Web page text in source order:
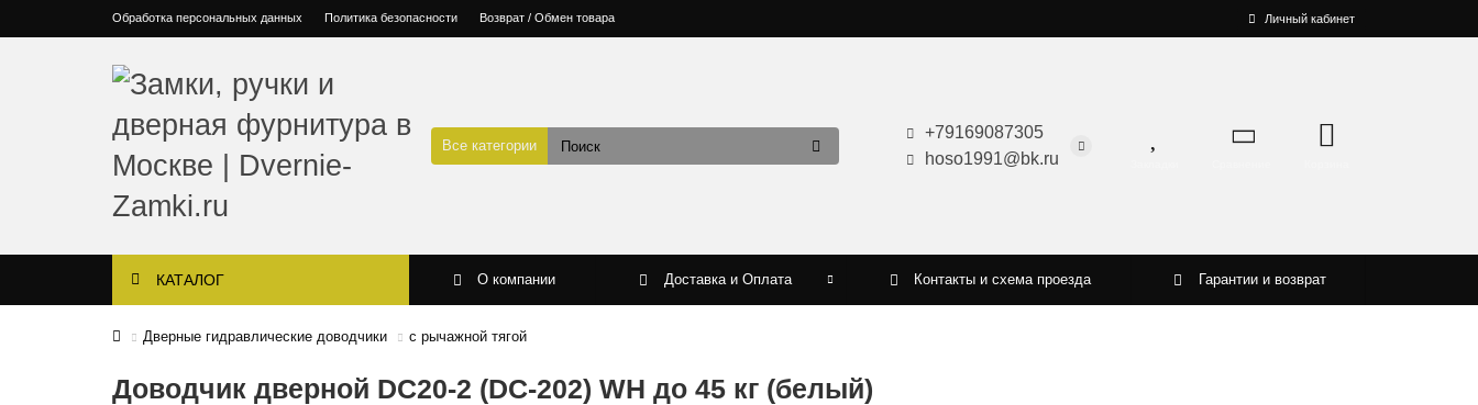
Обработка персональных данных Политика безопасности Возврат / Обмен товара Личный кабинет
Все категории
+79169087305
hoso1991@bk.ru
КАТАЛОГ О компании Доставка и Оплата Контакты и схема проезда Гарантии и возврат
Дверные гидравлические доводчики с рычажной тягой
Доводчик дверной DC20-2 (DC-202) WH до 45 кг (белый)